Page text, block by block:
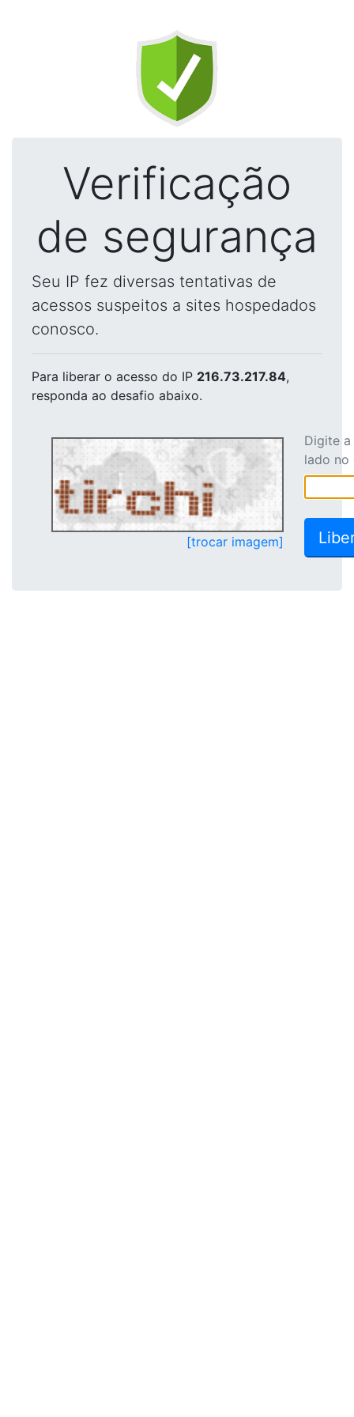
Verificação
de segurança
Seu IP fez diversas tentativas de
acessos suspeitos a sites hospedados
conosco.
Para liberar o acesso do IP 216.73.217.84,
responda ao desafio abaixo.
[trocar imagem]
Digite
lado no